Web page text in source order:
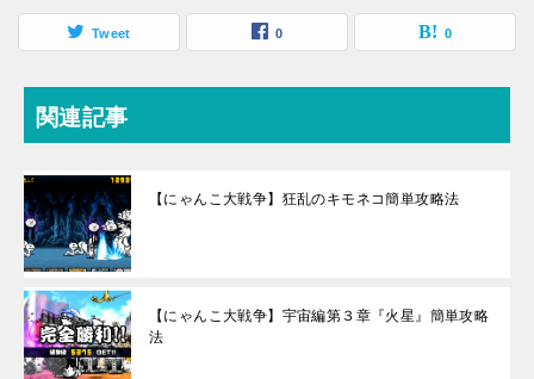
Tweet 0 0
関連記事
【にゃんこ大戦争】狂乱のキモネコ簡単攻略法
【にゃんこ大戦争】宇宙編第３章『火星』簡単攻略
法